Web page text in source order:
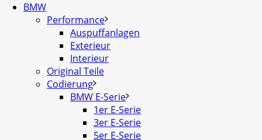
BMW
Performance
Auspuffanlagen
Exterieur
Interieur
Original Teile
Codierung
BMW E-Serie
1er E-Serie
3er E-Serie
5er E-Serie